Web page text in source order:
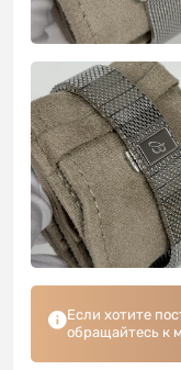
Если хотите
обращайтесь к